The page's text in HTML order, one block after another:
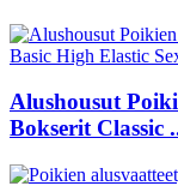
Alushousut
Bokserit Classic